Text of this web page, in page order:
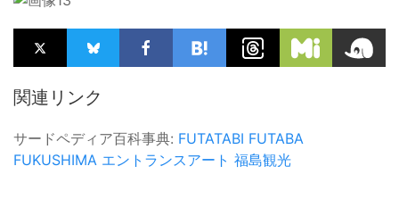
関連リンク
サードペディア百科事典: FUTATABI FUTABA
FUKUSHIMA エントランスアート 福島観光